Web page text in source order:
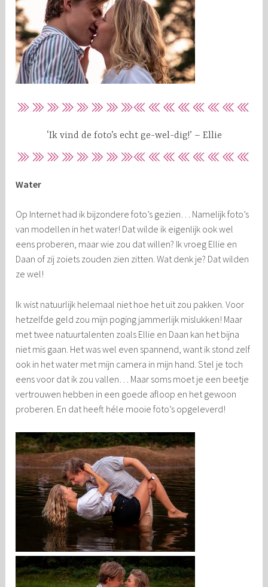
‘Ik vind de foto’s echt ge-wel-dig!’ – Ellie
Water
Op Internet had ik bijzondere foto’s gezien… Namelijk foto’s
van modellen in het water! Dat wilde ik eigenlijk ook wel
eens proberen, maar wie zou dat willen? Ik vroeg Ellie en
Daan of zij zoiets zouden zien zitten. Wat denk je? Dat wilden
ze wel!
Ik wist natuurlijk helemaal niet hoe het uit zou pakken. Voor
hetzelfde geld zou mijn poging jammerlijk mislukken! Maar
met twee natuurtalenten zoals Ellie en Daan kan het bijna
niet mis gaan. Het was wel even spannend, want ik stond zelf
ook in het water met mijn camera in mijn hand. Stel je toch
eens voor dat ik zou vallen… Maar soms moet je een beetje
vertrouwen hebben in een goede afloop en het gewoon
proberen. En dat heeft héle mooie foto’s opgeleverd!